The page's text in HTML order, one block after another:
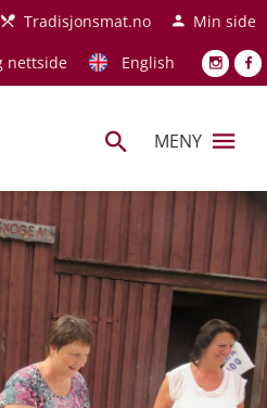
Tradisjonsmat.no
Min side
nettside
English
MENY